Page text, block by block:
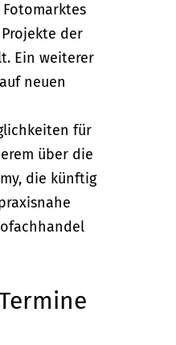
der
Ein weiterer
neuen
für
über die
die künftig